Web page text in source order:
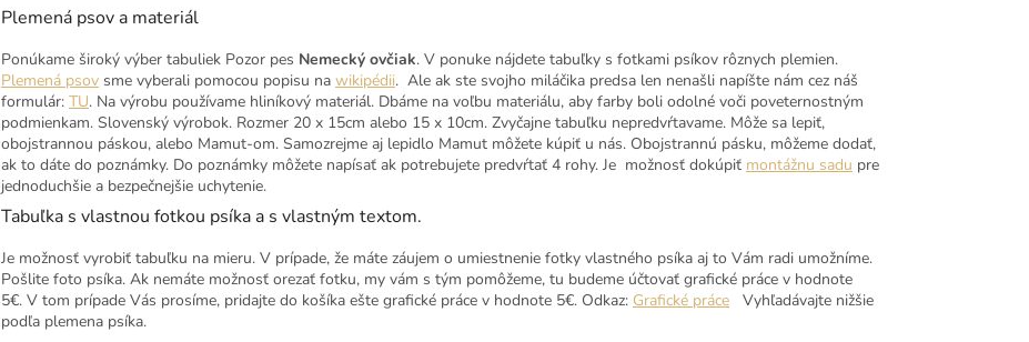
Plemená psov a materiál
Ponúkame široký výber tabuliek Pozor pes Nemecký ovčiak. V ponuke nájdete tabuľky s fotkami psíkov rôznych plemien.
Plemená psov sme vyberali pomocou popisu na wikipédii. Ale ak ste svojho miláčika predsa len nenašli napíšte nám cez náš
formulár: TU. Na výrobu používame hliníkový materiál. Dbáme na voľbu materiálu, aby farby boli odolné voči poveternostným
podmienkam. Slovenský výrobok. Rozmer 20 x 15cm alebo 15 x 10cm. Zvyčajne tabuľku nepredvŕtavame. Môže sa lepiť,
obojstrannou páskou, alebo Mamut-om. Samozrejme aj lepidlo Mamut môžete kúpiť u nás. Obojstrannú pásku, môžeme dodať,
ak to dáte do poznámky. Do poznámky môžete napísať ak potrebujete predvŕtať 4 rohy. Je možnosť dokúpiť montážnu sadu pre
jednoduchšie a bezpečnejšie uchytenie.
Tabuľka s vlastnou fotkou psíka a s vlastným textom.
Je možnosť vyrobiť tabuľku na mieru. V prípade, že máte záujem o umiestnenie fotky vlastného psíka aj to Vám radi umožníme.
Pošlite foto psíka. Ak nemáte možnosť orezať fotku, my vám s tým pomôžeme, tu budeme účtovať grafické práce v hodnote
5€. V tom prípade Vás prosíme, pridajte do košíka ešte grafické práce v hodnote 5€. Odkaz: Grafické práce Vyhľadávajte nižšie
podľa plemena psíka.